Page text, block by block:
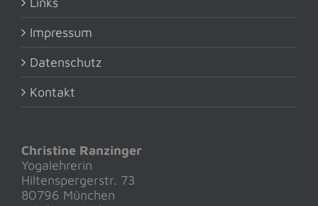
Impressum
Datenschutz
Kontakt
Christine Ranzinger
Yogalehrerin
Hiltenspergerstr. 73
80796 München